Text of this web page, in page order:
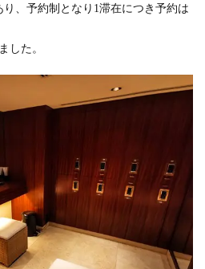
、予約制となり1滞在につき予約は
した。